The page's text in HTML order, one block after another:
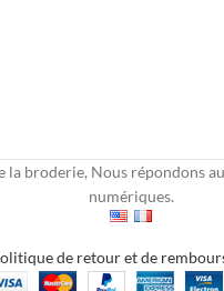
la broderie, Nous répondons
numériques.
de retour et de